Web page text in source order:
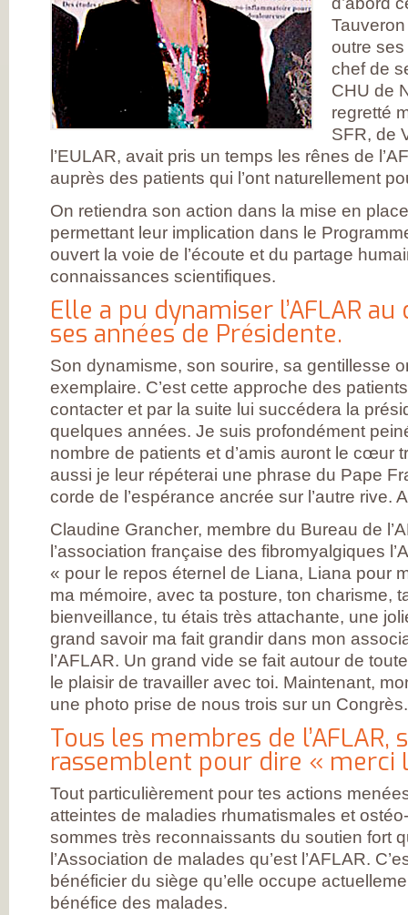
DE
SYNDICAT
DES MÉDECINS
NOS
PIERRE FABRE
CHAINE
DU SOLEIL
LABORATOIRES
EXPANSCIENCE
LABORATOIRES
GENEVRIER
ROTTAPHARM
MADAUS
SANTÉ SANOIA
EMPATIENT
ETATS
L’ARTHROSE
NOS ACTIONS EN
GÉNÉRAUX EN
PRATIQUE !
9 CHAMPS
PRIORITAIRES
EVALUER LES 80
PROPOSITIONS
ÉMISES
DITES STOP À
L’ARTHROSE !
L’ARTHROSE
PAS...
L’ARTHROSE
L’ARTHROSE
ÊTRE ÉVITÉE
L’ARTHROSE SE
LA RECHERCHE
EN MARCHE
EN SAVOIR PLUS
L’ARTHROSE
L’ARTHROSE EN
CHIFFRES
QU’EST-CE QUE
L’ARTHROSE ?
LES FACTEURS
RISQUES
LES
MÉDICAUX
LES
NON
LES TYPES
D’ARTHROSE
DOULEUR ET
ARTHROSE
LA DOULEUR
CHRONIQUE
RESTEZ
MESUREZ
DOULEUR
TRAITEZ VOTRE
DOULEUR
ENQUÊTE SUR
outre
chef de
CHU de
regretté
SFR, de
l’EULAR, avait pris un temps les rênes de
auprès des patients qui l’ont naturellement
On retiendra son action dans la mise en
permettant leur implication dans le
ouvert la voie de l’écoute et du partage
connaissances scientifiques.
Elle a pu dynamiser l’AFLAR
ses années de Présidente.
Son dynamisme, son sourire, sa gentillesse
exemplaire. C’est cette approche des
contacter et par la suite lui succédera la
quelques années. Je suis profondément
nombre de patients et d’amis auront le cœur
aussi je leur répéterai une phrase du Pape
corde de l’espérance ancrée sur l’autre rive.
Claudine Grancher, membre du Bureau de
l’association française des fibromyalgiques
« pour le repos éternel de Liana, Liana pour
ma mémoire, avec ta posture, ton charisme,
bienveillance, tu étais très attachante, une
grand savoir ma fait grandir dans mon
l’AFLAR. Un grand vide se fait autour de
le plaisir de travailler avec toi. Maintenant,
une photo prise de nous trois sur un
Tous les membres de l’AFLAR,
rassemblent pour dire « merci
Tout particulièrement pour tes actions
atteintes de maladies rhumatismales et
sommes très reconnaissants du soutien fort
l’Association de malades qu’est l’AFLAR.
bénéficier du siège qu’elle occupe
bénéfice des malades.